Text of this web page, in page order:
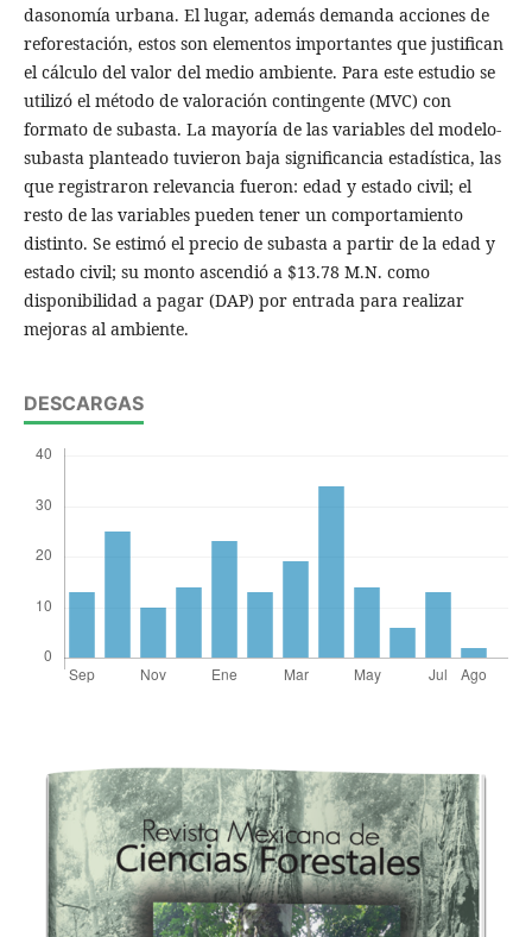
dasonomía urbana. El lugar, además demanda acciones de
reforestación, estos son elementos importantes que justifican
el cálculo del valor del medio ambiente. Para este estudio se
utilizó el método de valoración contingente (MVC) con
formato de subasta. La mayoría de las variables del modelo-
subasta planteado tuvieron baja significancia estadística, las
que registraron relevancia fueron: edad y estado civil; el
resto de las variables pueden tener un comportamiento
distinto. Se estimó el precio de subasta a partir de la edad y
estado civil; su monto ascendió a $13.78 M.N. como
disponibilidad a pagar (DAP) por entrada para realizar
mejoras al ambiente.
DESCARGAS